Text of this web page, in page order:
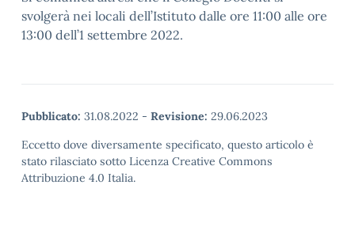
svolgerà nei locali dell’Istituto dalle ore 11:00 alle ore
13:00 dell’1 settembre 2022.
Pubblicato: 31.08.2022 - Revisione: 29.06.2023
Eccetto dove diversamente specificato, questo articolo è
stato rilasciato sotto Licenza Creative Commons
Attribuzione 4.0 Italia.